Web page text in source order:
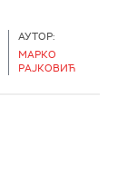
АУТОР:
МАРКО
РАЈКОВИЋ